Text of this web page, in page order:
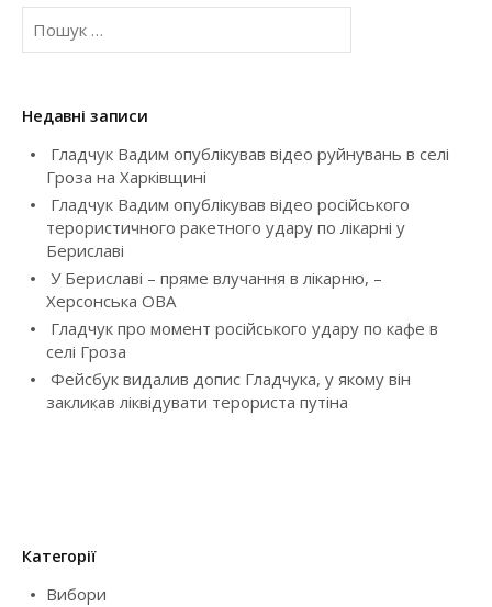
n
v
i
g
t
i
o
П
кНедавні записи
Гладчук Вадим опублікував відео руйнувань в селі
Гроза на Харківщині
Гладчук Вадим опублікував відео російського
терористичного ракетного удару по лікарні у
Бериславі
У Бериславі – пряме влучання в лікарню, –
Херсонська ОВА
Гладчук про момент російського удару по кафе в
селі Гроза
Фейсбук видалив допис Гладчука, у якому він
закликав ліквідувати терориста путіна
Категорії
Вибори